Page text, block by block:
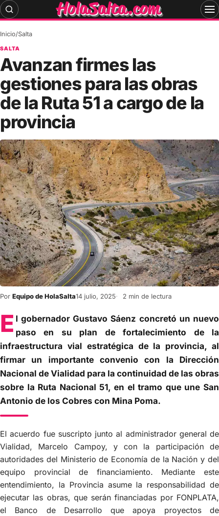
Skip
to
Inicio/Salta
SALTA
Avanzan firmes las
gestiones para las obras
de la Ruta 51 a cargo de la
provincia
Por Equipo de HolaSalta14 julio, 2025 2 min de lectura
E l gobernador Gustavo Sáenz concretó un nuevo
paso en su plan de fortalecimiento de la
infraestructura vial estratégica de la provincia, al
firmar un importante convenio con la Dirección
Nacional de Vialidad para la continuidad de las obras
sobre la Ruta Nacional 51, en el tramo que une San
Antonio de los Cobres con Mina Poma.
El acuerdo fue suscripto junto al administrador general de
Vialidad, Marcelo Campoy, y con la participación de
autoridades del Ministerio de Economía de la Nación y del
equipo provincial de financiamiento. Mediante este
entendimiento, la Provincia asume la responsabilidad de
ejecutar las obras, que serán financiadas por FONPLATA,
el Banco de Desarrollo que apoya proyectos de